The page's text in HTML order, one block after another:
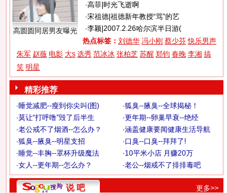
高圆圆同居男友曝光
·高菲| 时光飞逝啊
·宋祖德| 祖德新年教授“骂”的艺
·李颖| 2007.2.26哈尔滨半日游(
热点标签： 刘德华 冯小刚 蔡少芬 快乐男声
朱军 赵薇 电影 大s 选秀 范冰冰 张柏芝 苏醒 郑钧 春晚 李湘 搞
笑 明星
精彩推荐
·睡觉减肥--瘦到你尖叫(图) ·狐臭--腋臭--全球揭秘！
·莫让“打呼噜”毁了后半生 ·更年期--卵巢早衰--绝经
·老公戒不了烟酒--怎么办？ ·涵盖健康要闻健康生活导航
·狐臭--腋臭--明星支招 ·口臭--口臭--拜拜了!
·睡觉--丰胸--罩杯升级魔法 ·10平米小店 月赚20万
·女人--更年期--怎么办？ ·老公--烟戒不了排排毒吧
说 吧 更多>>